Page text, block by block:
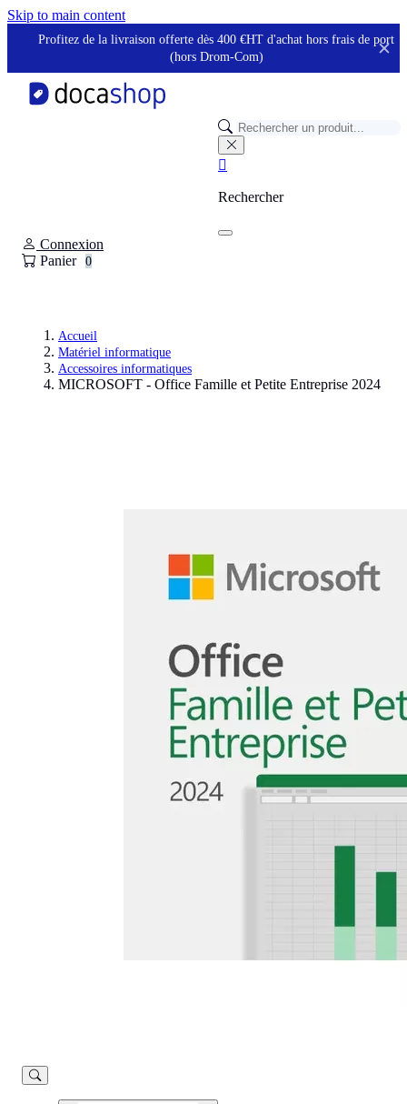
Skip to main content
Profitez de la livraison offerte dès 400 €HT d'achat hors frais de port
(hors Drom-Com)
✕

Rechercher
Connexion
Panier
0
Accueil
Matériel informatique
Accessoires informatiques
MICROSOFT - Office Famille et Petite Entreprise 2024
Panneau de gestion des cookies